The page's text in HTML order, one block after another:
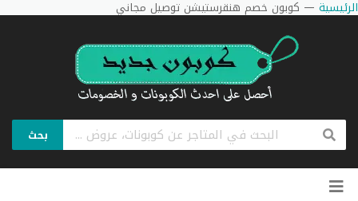
الرئيسية — كوبون خصم هنقرستيشن توصيل مجاني
بحث
تخطي